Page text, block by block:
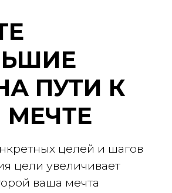
ПУТИ К
МЕЧТЕ
целей и шагов
цели увеличивает
ваша мечта